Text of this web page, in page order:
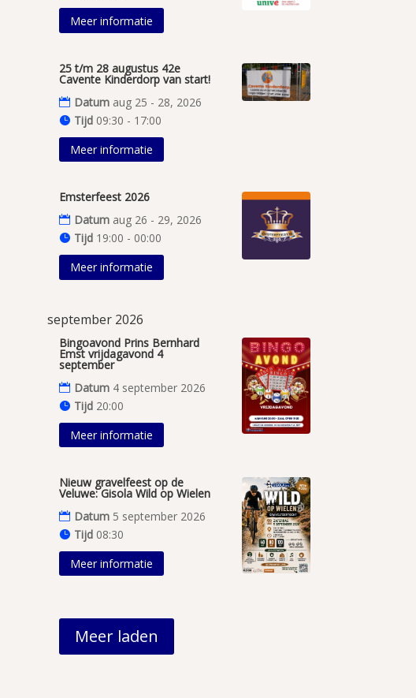
Meer informatie
25 t/m 28 augustus 42e
Cavente Kinderdorp van start!
Datum aug 25 - 28, 2026
Tijd 09:30 - 17:00
Meer informatie
Emsterfeest 2026
Datum aug 26 - 29, 2026
Tijd 19:00 - 00:00
Meer informatie
september 2026
Bingoavond Prins Bernhard
Emst vrijdagavond 4
september
Datum 4 september 2026
Tijd 20:00
Meer informatie
Nieuw gravelfeest op de
Veluwe: Gisola Wild op Wielen
Datum 5 september 2026
Tijd 08:30
Meer informatie
Meer laden